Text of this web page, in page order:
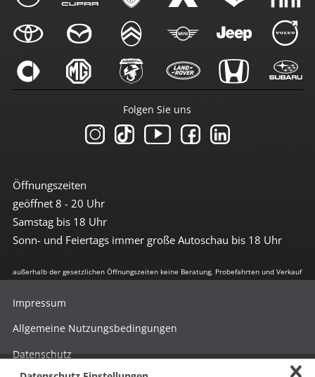
Öffnungszeiten
geöffnet 8 - 20 Uhr
Samstag bis 18 Uhr
Sonn- und Feiertags immer große Autoschau bis 18 Uhr
Folgen Sie uns
außerhalb der gesetzlichen Öffnungszeiten keine Beratung, Probefahrten und Verkauf
Impressum
Allgemeine Nutzungsbedingungen
Datenschutz